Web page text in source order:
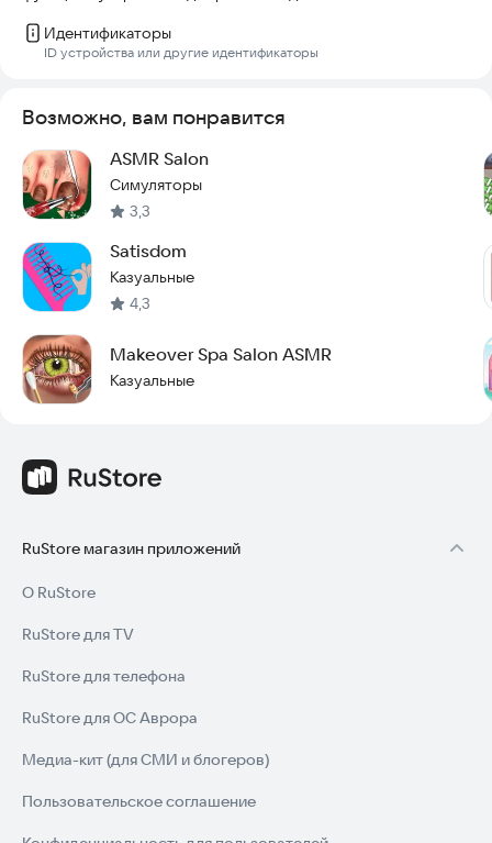
Идентификаторы
ID устройства или другие идентификаторы
Возможно, вам понравится
ASMR Salon
Симуляторы
3,3
Satisdom
Казуальные
4,3
Makeover Spa Salon ASMR
Казуальные
RuStore магазин приложений
О RuStore
RuStore для TV
RuStore для телефона
RuStore для ОС Аврора
Медиа-кит (для СМИ и блогеров)
Пользовательское соглашение